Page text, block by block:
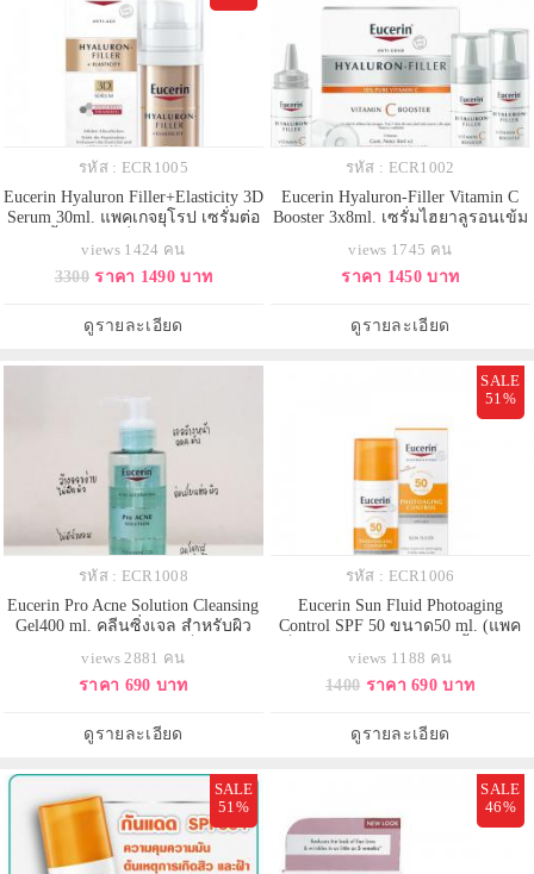
รหัส : ECR1005
Eucerin Hyaluron Filler+Elasticity 3D
Serum 30ml. แพคเกจยุโรป เซรั่มต่อ
ด่างดำแห่งวัยอย่างมีประสิทธิภาพ
ช่วยลดเลือนจุดด่างดำอย่างมี
เห็นได้ชัดและเพิ่มความยืดหยุ่น ผิวดู
สม่ำเสมอและกระช
views 1424 คน
3300 ราคา 1490 บาท
ดูรายละเอียด
รหัส : ECR1002
Eucerin Hyaluron-Filler Vitamin C
Booster 3x8ml. เซรั่มไฮยาลูรอนเข้ม
กระจ่างใส การต่อต้านริ้วรอยอันทรง
พลัง ช่วยลดริ้วรอยแห่งวัย ต่อต้าน
กระ จุดด่างดำจางลงอย่างเห็นได้ชัด
views 1745 คน
ราคา 1450 บาท
ดูรายละเอียด
รหัส : ECR1008
Eucerin Pro Acne Solution Cleansing
Gel400 ml. คลีนซิ่งเจล สำหรับผิว
ทำความสะอาดผิวหน้าที่อ่อนโยนต่อ
ผิว ขจัดคราบสกปรก คราบเครื่อง
สิว ปรับสมดุลผิวไม่แห้งตึงช่วยลด
โอกาสเกิดสิว รอยสิวอย่างมีประสิทธิ
views 2881 คน
ราคา 690 บาท
ดูรายละเอียด
SALE
51%
รหัส : ECR1006
Eucerin Sun Fluid Photoaging
Control SPF 50 ขนาด50 ml. (แพค
เนื้อบางเบา เพื่อผิวมีริ้วรอยพร้อม
นาโน-ไฮยาลูรอน ช่วยปกป้องผิว
ลาเจน และการก่อตัวของจุดด่างดำ
ฝ้าแดดฝังลึกใต้ชั้นผิว พร้อมเติมร่อง
views 1188 คน
1400 ราคา 690 บาท
ดูรายละเอียด
SALE
51%
SALE
46%